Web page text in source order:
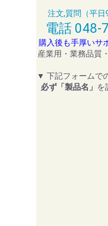
注文,質問（平日
電話 048-
購入後も手厚いサ
産業用・業務品質
▼ 下記フォームで
必ず「製品名」 を